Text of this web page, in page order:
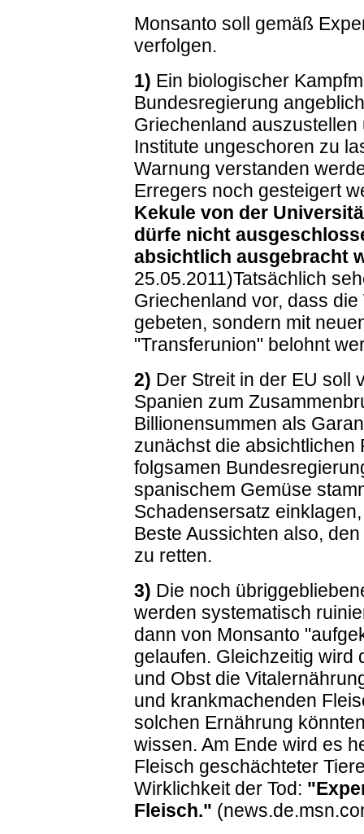
Monsanto soll gemäß
verfolgen.
1) Ein biologischer
Bundesregierung
Griechenland
Institute ungeschoren zu
Warnung verstanden
Erregers noch gesteigert
Kekule von der
dürfe nicht
absichtlich ausgebracht
25.05.2011)Tatsächlich
Griechenland vor, dass
gebeten, sondern mit
"Transferunion" belohnt
2) Der Streit in der EU soll
Spanien zum
Billionensummen als
zunächst die
folgsamen
spanischem Gemüse
Schadensersatz
Beste Aussichten also,
zu retten.
3) Die noch
werden systematisch
dann von Monsanto
gelaufen. Gleichzeitig wird
und Obst die
und krankmachenden
solchen Ernährung
wissen. Am Ende wird es
Fleisch geschächteter
Wirklichkeit der Tod:
Fleisch."